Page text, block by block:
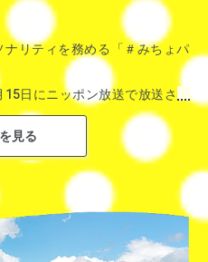
／小島和也／栗原寿）
陸上競技部練習場も併設されて
治体双方を審査対象とします。
ートや子育て課題を村全体で取
リティを務める「＃みちょパ
日にニッポン放送で放送され
魅力をリスナーに伝える1時
らまいか大使のEXITのりんたろ
んたろー。も浜松市出身。
市の思い出話とともに、ご当地
。